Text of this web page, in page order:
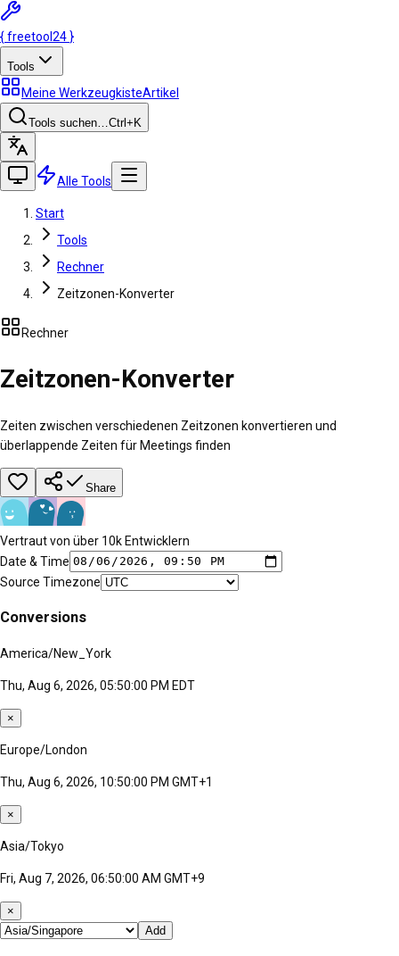
{freetool 24 }
Tools
Meine WerkzeugkisteArtikel
Tools suchen…Ctrl +K
Alle Tools
Start
Tools
Rechner
Zeitzonen-Konverter
Rechner
Zeitzonen-Konverter
Zeiten zwischen verschiedenen Zeitzonen konvertieren und
überlappende Zeiten für Meetings finden
Share
Vertraut von über 10k Entwicklern
Date & Time
Source Timezone
Conversions
America/New_York
Thu, Aug 6, 2026, 05:50:00 PM EDT
×
Europe/London
Thu, Aug 6, 2026, 10:50:00 PM GMT+1
×
Asia/Tokyo
Fri, Aug 7, 2026, 06:50:00 AM GMT+9
×
Add